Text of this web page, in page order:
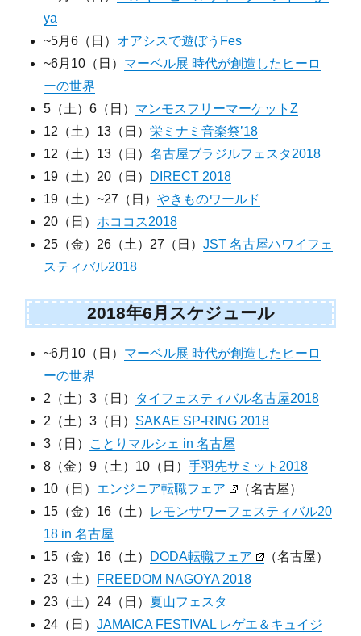
ya
~5月6（日） オアシスで遊ぼうFes
~6月10（日） マーベル展 時代が創造したヒーロ
ーの世界
5（土）6（日） マンモスフリーマーケットZ
12（土）13（日）栄ミナミ音楽祭’18
12（土）13（日）名古屋ブラジルフェスタ2018
19（土）20（日） DIRECT 2018
19（土）~27（日）やきものワールド
20（日） ホココス2018
25（金）26（土）27（日）JST 名古屋ハワイフェ
スティバル2018
2018年6月スケジュール
~6月10（日） マーベル展 時代が創造したヒーロ
ーの世界
2（土）3（日） タイフェスティバル名古屋2018
2（土）3（日） SAKAE SP-RING 2018
3（日） ことりマルシェ in 名古屋
8（金）9（土）10（日）手羽先サミット2018
10（日） エンジニア転職フェア
（名古屋）
15（金）16（土） レモンサワーフェスティバル20
18 in 名古屋
15（金）16（土） DODA転職フェア
（名古屋）
23（土） FREEDOM NAGOYA 2018
23（土）24（日） 夏山フェスタ
24（日）JAMAICA FESTIVAL レゲエ＆キュイジ